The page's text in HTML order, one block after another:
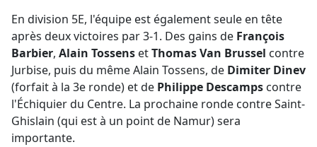
En division 5E, l'équipe est également seule en tête
après deux victoires par 3-1. Des gains de François
Barbier, Alain Tossens etThomas Van Brussel contre
Jurbise, puis du même Alain Tossens, de Dimiter Dinev
(forfait à la 3e ronde) et de Philippe Descamps contre
l'Échiquier du Centre. La prochaine ronde contre Saint-
Ghislain (qui est à un point de Namur) sera
importante.